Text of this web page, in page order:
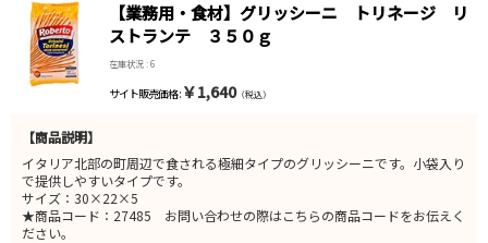
【業務用・食材】グリッシーニ トリネージ リ
ストランテ ３５０ｇ
在庫状況 : 6
サイト販売価格 : ￥1,640（税込）
【商品説明】
イタリア北部の町周辺で食される極細タイプのグリッシーニです。小袋入り
で提供しやすいタイプです。
サイズ：30×22×5
★商品コード：27485 お問い合わせの際はこちらの商品コードをお伝えく
ださい。